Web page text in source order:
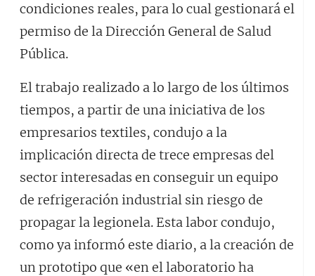
condiciones reales, para lo cual gestionará el
permiso de la Dirección General de Salud
Pública.
El trabajo realizado a lo largo de los últimos
tiempos, a partir de una iniciativa de los
empresarios textiles, condujo a la
implicación directa de trece empresas del
sector interesadas en conseguir un equipo
de refrigeración industrial sin riesgo de
propagar la legionela. Esta labor condujo,
como ya informó este diario, a la creación de
un prototipo que «en el laboratorio ha